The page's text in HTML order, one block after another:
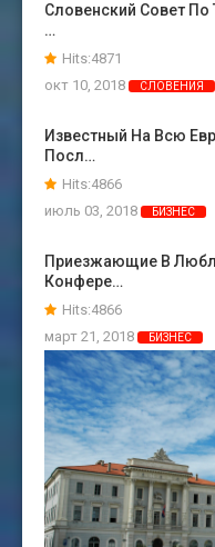
Словенский Совет По
…
Hits:4871
окт 10, 2018
СЛОВЕНИЯ
Известный На Всю
Посл…
Hits:4866
июль 03, 2018
БИЗНЕС
Приезжающие В
Конфере…
Hits:4866
март 21, 2018
БИЗНЕС